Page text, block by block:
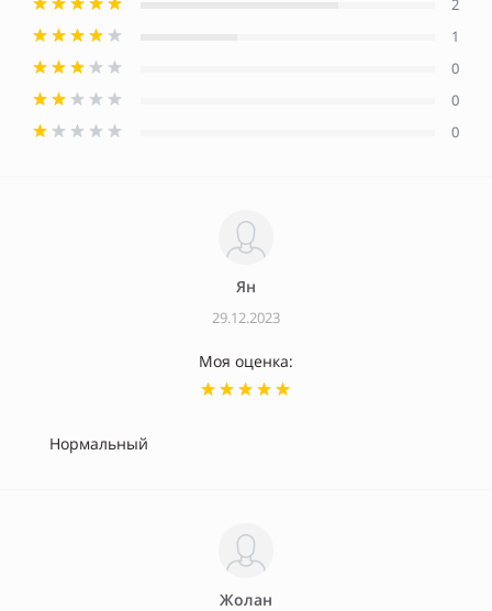
2
1
0
0
0
Ян
29.12.2023
Моя оценка:
Нормальный
Жолан